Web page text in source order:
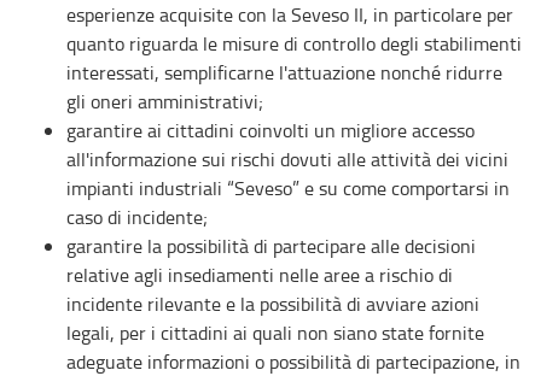
esperienze acquisite con la Seveso II, in particolare per
quanto riguarda le misure di controllo degli stabilimenti
interessati, semplificarne l'attuazione nonché ridurre
gli oneri amministrativi;
garantire ai cittadini coinvolti un migliore accesso
all'informazione sui rischi dovuti alle attività dei vicini
impianti industriali “Seveso” e su come comportarsi in
caso di incidente;
garantire la possibilità di partecipare alle decisioni
relative agli insediamenti nelle aree a rischio di
incidente rilevante e la possibilità di avviare azioni
legali, per i cittadini ai quali non siano state fornite
adeguate informazioni o possibilità di partecipazione, in